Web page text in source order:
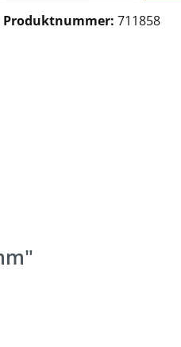
Produktnummer: 711858